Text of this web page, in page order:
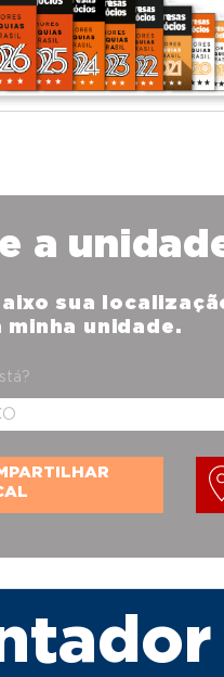
a
sua
minha unidade.